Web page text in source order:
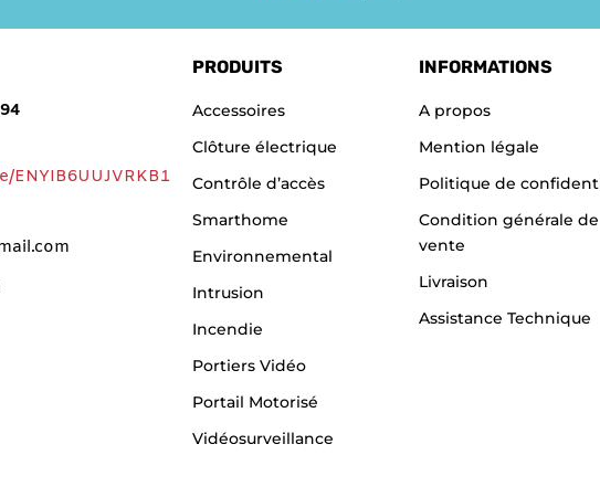
ENYIB6UUJVRKB1
PRODUITS
Accessoires
Clôture électrique
Contrôle d’accès
Smarthome
Environnemental
Intrusion
Incendie
Portiers Vidéo
Portail Motorisé
Vidéosurveillance
INFORMATIONS
A propos
Mention légale
Politique de
Condition générale de
vente
Livraison
Assistance Technique